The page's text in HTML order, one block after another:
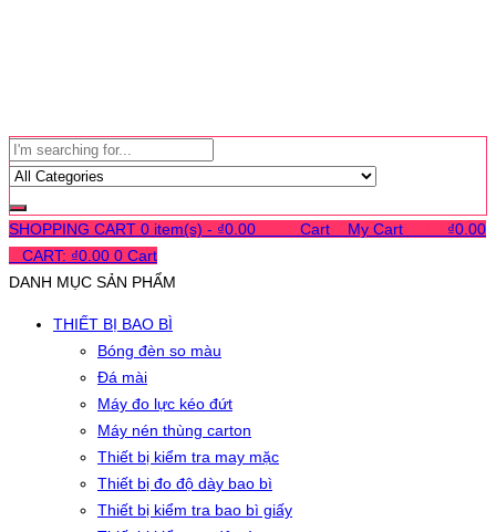
SHOPPING CART 0 item(s) - ₫0.00 Cart My Cart ₫0.00
CART: ₫0.00 0 Cart
DANH MỤC SẢN PHẨM
THIẾT BỊ BAO BÌ
Bóng đèn so màu
Đá mài
Máy đo lực kéo đứt
Máy nén thùng carton
Thiết bị kiểm tra may mặc
Thiết bị đo độ dày bao bì
Thiết bị kiểm tra bao bì giấy